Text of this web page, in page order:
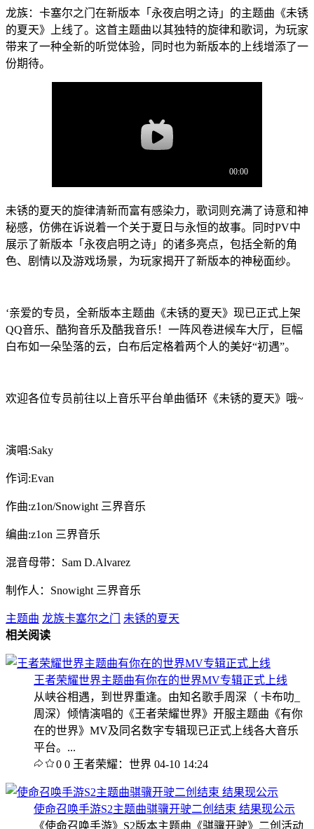
龙族：卡塞尔之门在新版本「永夜启明之诗」的主题曲《未锈
的夏天》上线了。这首主题曲以其独特的旋律和歌词，为玩家
带来了一种全新的听觉体验，同时也为新版本的上线增添了一
份期待。
未锈的夏天的旋律清新而富有感染力，歌词则充满了诗意和神
秘感，仿佛在诉说着一个关于夏日与永恒的故事。同时PV中
展示了新版本「永夜启明之诗」的诸多亮点，包括全新的角
色、剧情以及游戏场景，为玩家揭开了新版本的神秘面纱。
‘亲爱的专员，全新版本主题曲《未锈的夏天》现已正式上架
QQ音乐、酷狗音乐及酷我音乐！一阵风卷进候车大厅，巨幅
白布如一朵坠落的云，白布后定格着两个人的美好“初遇”。
欢迎各位专员前往以上音乐平台单曲循环《未锈的夏天》哦~
演唱:Saky
作词:Evan
作曲:z1on/Snowight 三界音乐
编曲:z1on 三界音乐
混音母带：Sam D.Alvarez
制作人：Snowight 三界音乐
主题曲 龙族卡塞尔之门
未锈的夏天
相关阅读
王者荣耀世界主题曲有你在的世界MV专辑正式上线
从峡谷相遇，到世界重逢。由知名歌手周深（ 卡布叻_
周深）倾情演唱的《王者荣耀世界》开服主题曲《有你
在的世界》MV及同名数字专辑现已正式上线各大音乐
平台。...
0 0 王者荣耀：世界 04-10 14:24
使命召唤手游S2主题曲骐骥开驶二创结束 结果现公示
《使命召唤手游》S2版本主题曲《骐骥开驶》二创活动